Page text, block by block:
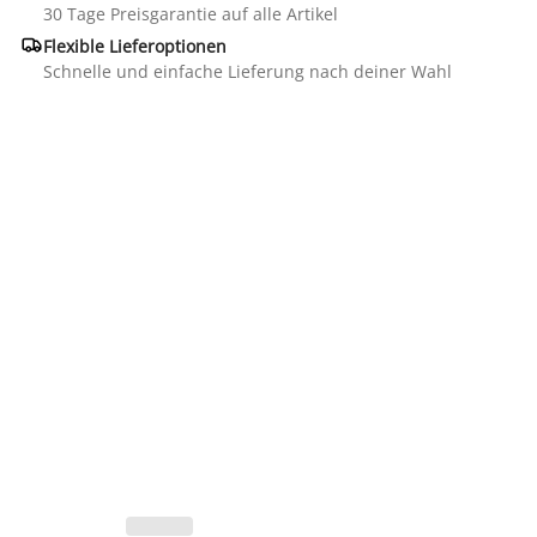
30 Tage Preisgarantie auf alle Artikel
Flexible Lieferoptionen
Schnelle und einfache Lieferung nach deiner Wahl